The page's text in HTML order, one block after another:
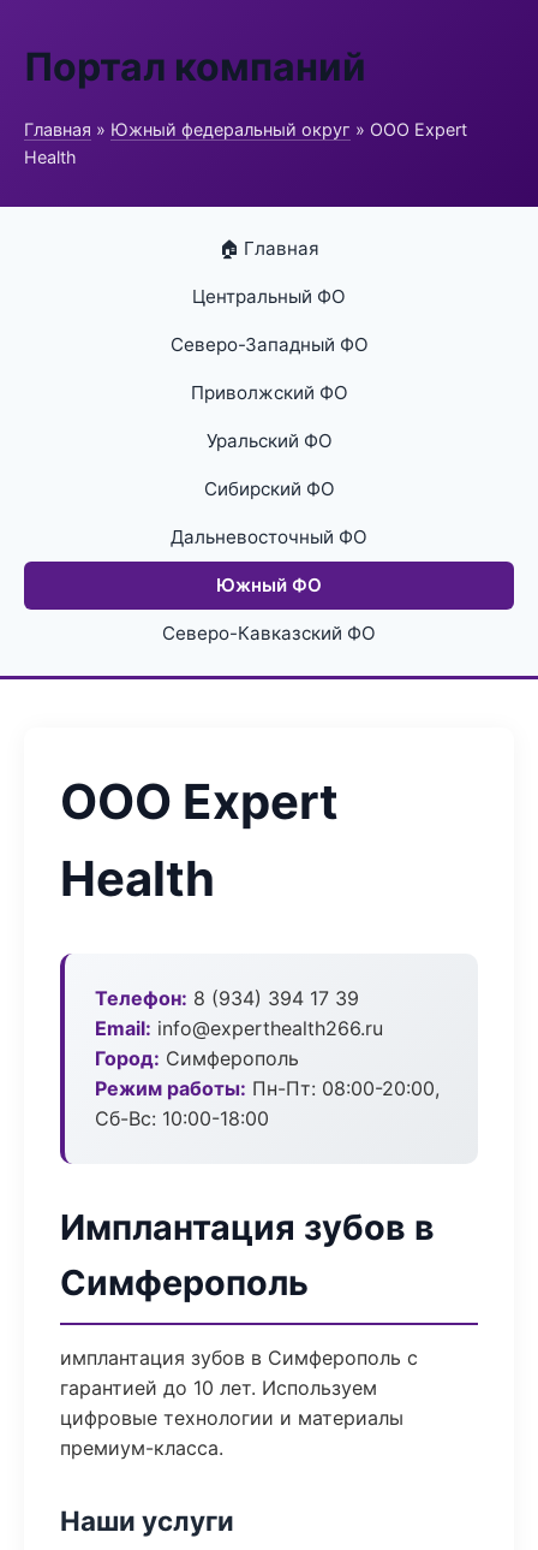
Портал компаний
Главная » Южный федеральный округ » ООО Expert
Health
🏠 Главная
Центральный ФО
Северо-Западный ФО
Приволжский ФО
Уральский ФО
Сибирский ФО
Дальневосточный ФО
Южный ФО
Северо-Кавказский ФО
ООО Expert
Health
Телефон: 8 (934) 394 17 39
Email: info@experthealth266.ru
Город: Симферополь
Режим работы: Пн-Пт: 08:00-20:00,
Сб-Вс: 10:00-18:00
Имплантация зубов в
Симферополь
имплантация зубов в Симферополь с
гарантией до 10 лет. Используем
цифровые технологии и материалы
премиум-класса.
Наши услуги